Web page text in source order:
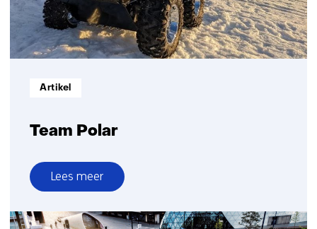
Team Polar
Informatietype:
Artikel
Lees meer
over
Team